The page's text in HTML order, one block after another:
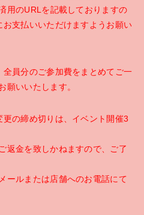
用のURLを記載しておりますの
支払いいただけますようお願い
員分のご参加費をまとめてご一
願いいた します。
の締め切りは、イベント開催3
返金を致しかねますので、ご了
ールまたは店舗へのお電話にて